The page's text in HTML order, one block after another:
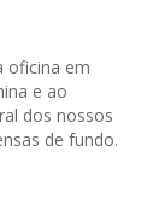
oficina em
e ao
dos nossos
de fundo.